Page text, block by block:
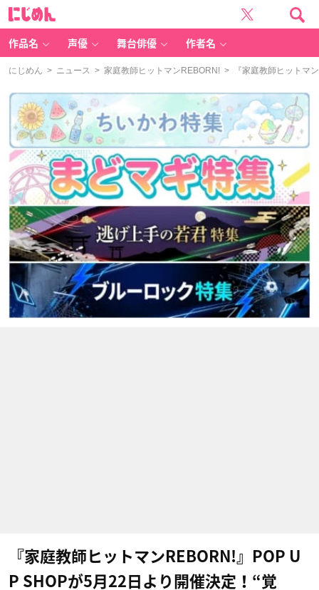
作品名 声優 舞台俳優 作者名
にじめん > ニュース > 家庭教師ヒットマンREBORN! > 『家庭教師ヒットマ
『家庭教師ヒットマンREBORN!』POP U
P SHOPが5月22日より開催決定！“覚